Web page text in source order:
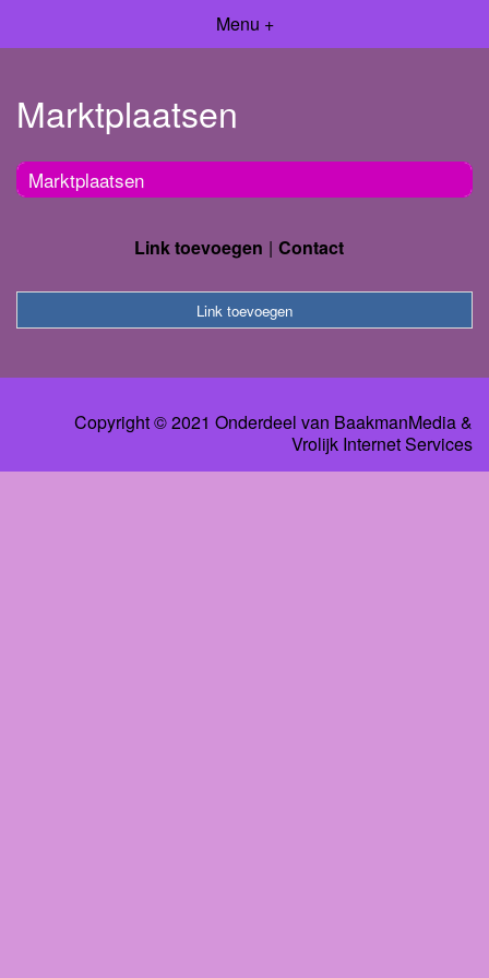
Menu +
Marktplaatsen
Marktplaatsen
Link toevoegen Contact
Link toevoegen
Copyright © 2021 Onderdeel van BaakmanMedia&
Vrolijk Internet Services